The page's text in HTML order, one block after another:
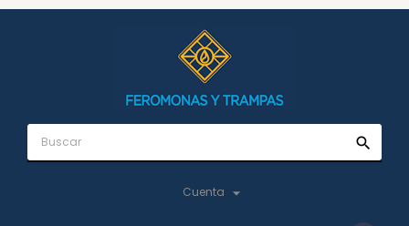
search
Cuenta 